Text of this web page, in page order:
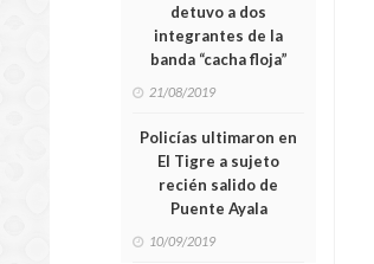
detuvo a dos
integrantes de la
banda “cacha floja”
21/08/2019
Policías ultimaron en
El Tigre a sujeto
recién salido de
Puente Ayala
10/09/2019